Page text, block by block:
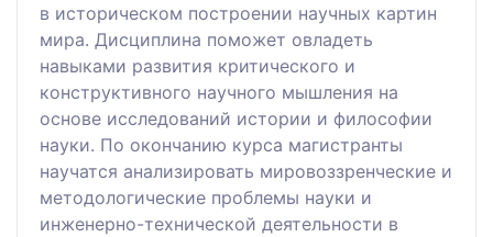
в историческом построении научных картин
мира. Дисциплина поможет овладеть
навыками развития критического и
конструктивного научного мышления на
основе исследований истории и философии
науки. По окончанию курса магистранты
научатся анализировать мировоззренческие и
методологические проблемы науки и
инженерно-технической деятельности в